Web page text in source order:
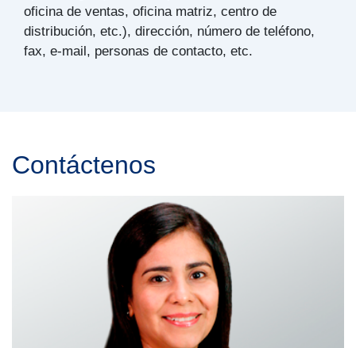
oficina de ventas, oficina matriz, centro de
distribución, etc.), dirección, número de teléfono,
fax, e-mail, personas de contacto, etc.
Contáctenos